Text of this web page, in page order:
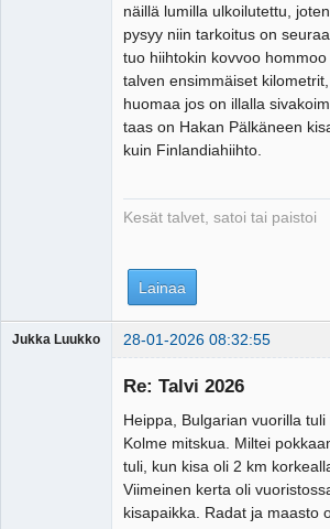
näillä lumilla ulkoilutettu,
pysyy niin tarkoitus on
tuo hiihtokin kovvoo
talven ensimmäiset
huomaa jos on illalla
taas on Hakan Pälkäneen
kuin Finlandiahiihto.
Kesät talvet, satoi tai paistoi
Lainaa
Jukka Luukko 28-01-2026 08:32:55
Re: Talvi 2026
Heippa, Bulgarian vuorilla tuli
Kolme mitskua. Miltei
tuli, kun kisa oli 2 km
Viimeinen kerta oli
kisapaikka. Radat ja maasto